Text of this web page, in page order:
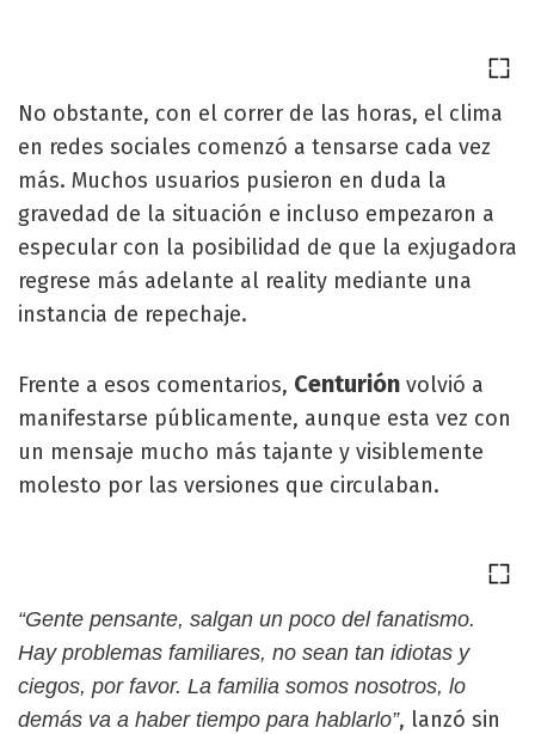
No obstante, con el correr de las horas, el clima
en redes sociales comenzó a tensarse cada vez
más. Muchos usuarios pusieron en duda la
gravedad de la situación e incluso empezaron a
especular con la posibilidad de que la exjugadora
regrese más adelante al reality mediante una
instancia de repechaje.
Frente a esos comentarios, Centurión volvió a
manifestarse públicamente, aunque esta vez con
un mensaje mucho más tajante y visiblemente
molesto por las versiones que circulaban.
“Gente pensante, salgan un poco del fanatismo.
Hay problemas familiares, no sean tan idiotas y
ciegos, por favor. La familia somos nosotros, lo
demás va a haber tiempo para hablarlo”, lanzó sin